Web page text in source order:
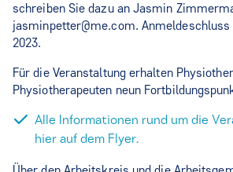
schreiben Sie dazu an Jasmin
jasminpetter@me.com.
2023.
Für die Veranstaltung erhalten
Physiotherapeuten neun
Alle Informationen rund um die
hier auf dem Flyer.